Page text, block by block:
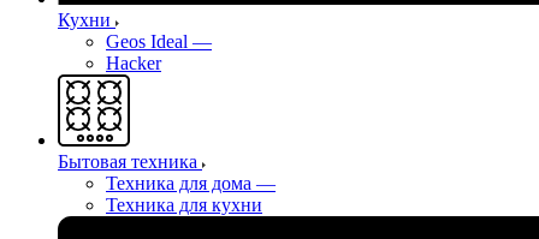
Кухни
Geos Ideal —
Hacker
Бытовая техника
Техника для дома —
Техника для кухни